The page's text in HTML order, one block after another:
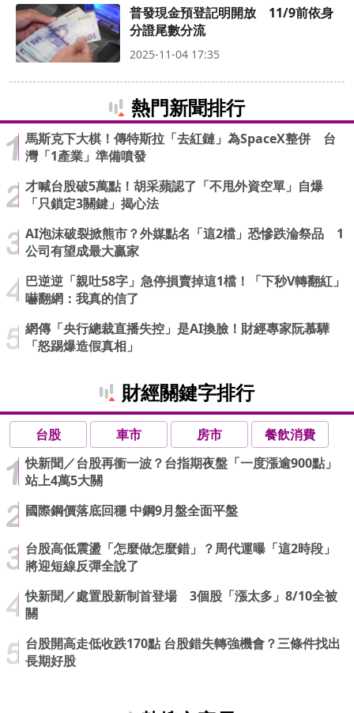
普發現金預登記明開放 11/9前依身
分證尾數分流
2025-11-04 17:35
熱門新聞排行
馬斯克下大棋！傳特斯拉「去紅鏈」為SpaceX整併 台
灣「1產業」準備噴發
才喊台股破5萬點！胡采蘋認了「不甩外資空單」自爆
「只鎖定3關鍵」揭心法
AI泡沫破裂掀熊市？外媒點名「這2檔」恐慘跌淪祭品 1
公司有望成最大贏家
巴逆逆「親吐58字」急停損賣掉這1檔！「下秒V轉翻紅」
嚇翻網：我真的信了
網傳「央行總裁直播失控」是AI換臉！財經專家阮慕驊
「怒踢爆造假真相」
財經關鍵字排行
台股 車市 房市
餐飲消費
快新聞／台股再衝一波？台指期夜盤「一度漲逾900點」
站上4萬5大關
國際鋼價落底回穩 中鋼9月盤全面平盤
台股高低震盪「怎麼做怎麼錯」？周代運曝「這2時段」
將迎短線反彈全說了
快新聞／處置股新制首登場 3個股「漲太多」8/10全被
關
台股開高走低收跌170點 台股錯失轉強機會？三條件找出
長期好股